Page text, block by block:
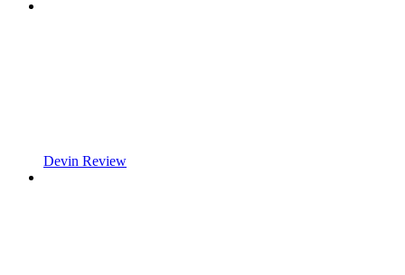
Devin Review